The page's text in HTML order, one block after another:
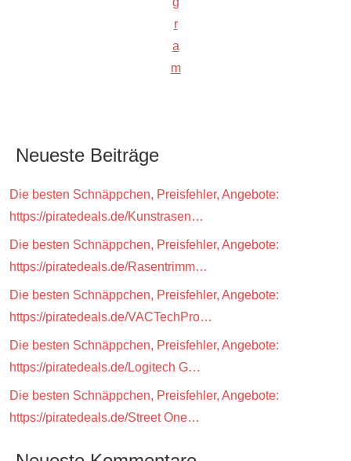
r
a
m
Neueste Beiträge
Die besten Schnäppchen, Preisfehler, Angebote:
https://piratedeals.de/Kunstrasen…
Die besten Schnäppchen, Preisfehler, Angebote:
https://piratedeals.de/Rasentrimm…
Die besten Schnäppchen, Preisfehler, Angebote:
https://piratedeals.de/VACTechPro…
Die besten Schnäppchen, Preisfehler, Angebote:
https://piratedeals.de/Logitech G…
Die besten Schnäppchen, Preisfehler, Angebote:
https://piratedeals.de/Street One…